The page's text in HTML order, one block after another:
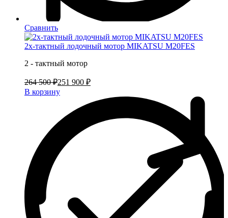
Сравнить
2х-тактный лодочный мотор MIKATSU M20FES
2 - тактный мотор
264 500 ₽251 900 ₽
В корзину